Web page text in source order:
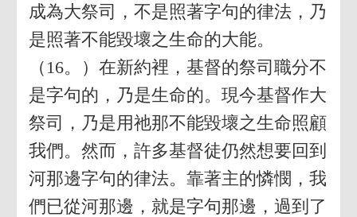
成為大祭司，不是照著字句的律法，乃
是照著不能毀壞之生命的大能。
（16。）在新約裡，基督的祭司職分不
是字句的，乃是生命的。現今基督作大
祭司，乃是用祂那不能毀壞之生命照顧
我們。然而，許多基督徒仍然想要回到
河那邊字句的律法。靠著主的憐憫，我
們已從河那邊，就是字句那邊，過到了